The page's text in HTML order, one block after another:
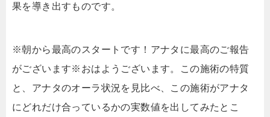
果を導き出すものです。
※朝から最高のスタートです！アナタに最高のご報告
がございます※おはようございます。この施術の特質
と、アナタのオーラ状況を見比べ、この施術がアナタ
にどれだけ合っているかの実数値を出してみたとこ